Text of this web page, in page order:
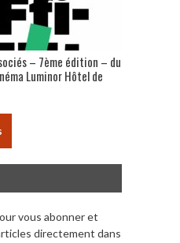
– 7ème édition – du
Luminor Hôtel de
vous abonner et
directement dans